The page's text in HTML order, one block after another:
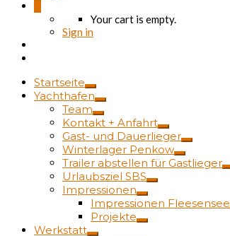
Your cart is empty.
Sign in
Startseite
Yachthafen
Team
Kontakt + Anfahrt
Gast- und Dauerlieger
Winterlager Penkow
Trailer abstellen für Gastlieger
Urlaubsziel SBS
Impressionen
Impressionen Fleesensee
Projekte
Werkstatt